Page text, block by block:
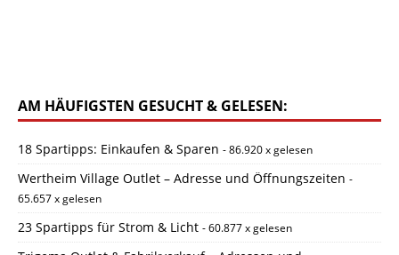
AM HÄUFIGSTEN GESUCHT & GELESEN:
18 Spartipps: Einkaufen & Sparen - 86.920 x gelesen
Wertheim Village Outlet – Adresse und Öffnungszeiten -
65.657 x gelesen
23 Spartipps für Strom & Licht - 60.877 x gelesen